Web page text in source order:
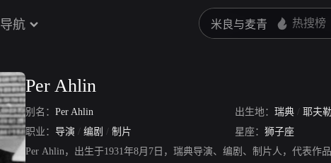
导航
Per Ahlin
别名： Per Ahlin 出生地： 瑞典 / 耶夫
职业： 导演 / 编剧 / 制片 星座： 狮子座
Per Ahlin，出生于1931年8月7日，瑞典导演、编剧、制片人，代表作